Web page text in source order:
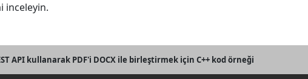
inceleyin.
API kullanarak PDF'i DOCX ile birleştirmek için C++ kod örneği